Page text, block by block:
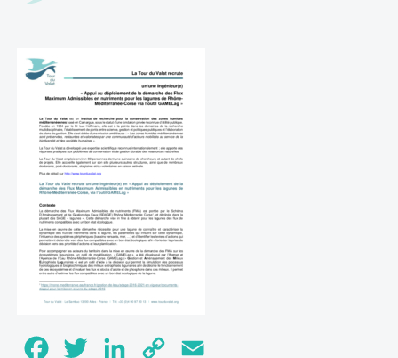
FacebookTwitter LinkedInCopy